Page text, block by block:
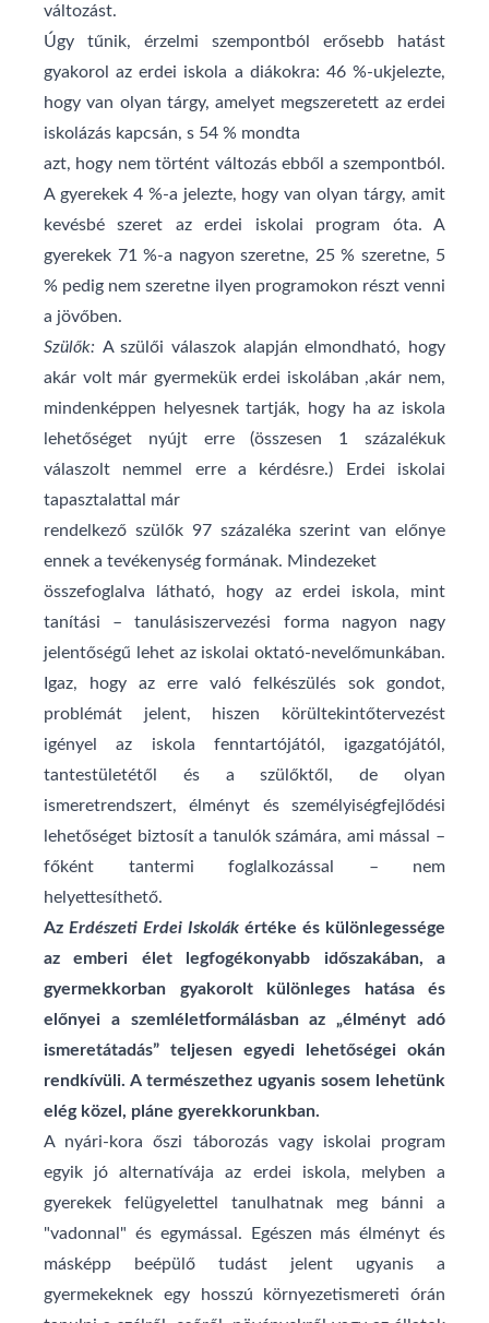
változást.
Úgy tűnik, érzelmi szempontból erősebb hatást
gyakorol az erdei iskola a diákokra: 46 %-ukjelezte,
hogy van olyan tárgy, amelyet megszeretett az erdei
iskolázás kapcsán, s 54 % mondta
azt, hogy nem történt változás ebből a szempontból.
A gyerekek 4 %-a jelezte, hogy van olyan tárgy, amit
kevésbé szeret az erdei iskolai program óta. A
gyerekek 71 %-a nagyon szeretne, 25 % szeretne, 5
% pedig nem szeretne ilyen programokon részt venni
a jövőben.
Szülők: A szülői válaszok alapján elmondható, hogy
akár volt már gyermekük erdei iskolában ,akár nem,
mindenképpen helyesnek tartják, hogy ha az iskola
lehetőséget nyújt erre (összesen 1 százalékuk
válaszolt nemmel erre a kérdésre.) Erdei iskolai
tapasztalattal már
rendelkező szülők 97 százaléka szerint van előnye
ennek a tevékenység formának. Mindezeket
összefoglalva látható, hogy az erdei iskola, mint
tanítási – tanulásiszervezési forma nagyon nagy
jelentőségű lehet az iskolai oktató-nevelőmunkában.
Igaz, hogy az erre való felkészülés sok gondot,
problémát jelent, hiszen körültekintőtervezést
igényel az iskola fenntartójától, igazgatójától,
tantestületétől és a szülőktől, de olyan
ismeretrendszert, élményt és személyiségfejlődési
lehetőséget biztosít a tanulók számára, ami mással –
főként tantermi foglalkozással – nem
helyettesíthető.
Az Erdészeti Erdei Iskolák értéke és különlegessége
az emberi élet legfogékonyabb időszakában, a
gyermekkorban gyakorolt különleges hatása és
előnyei a szemléletformálásban az „élményt adó
ismeretátadás” teljesen egyedi lehetőségei okán
rendkívüli. A természethez ugyanis sosem lehetünk
elég közel, pláne gyerekkorunkban.
A nyári-kora őszi táborozás vagy iskolai program
egyik jó alternatívája az erdei iskola, melyben a
gyerekek felügyelettel tanulhatnak meg bánni a
"vadonnal" és egymással. Egészen más élményt és
másképp beépülő tudást jelent ugyanis a
gyermekeknek egy hosszú környezetismereti órán